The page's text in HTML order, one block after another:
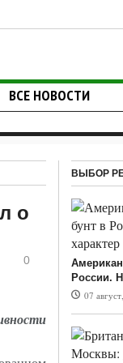
ВСЕ НОВОСТИ
о
0
ВЫБОР
России.
07